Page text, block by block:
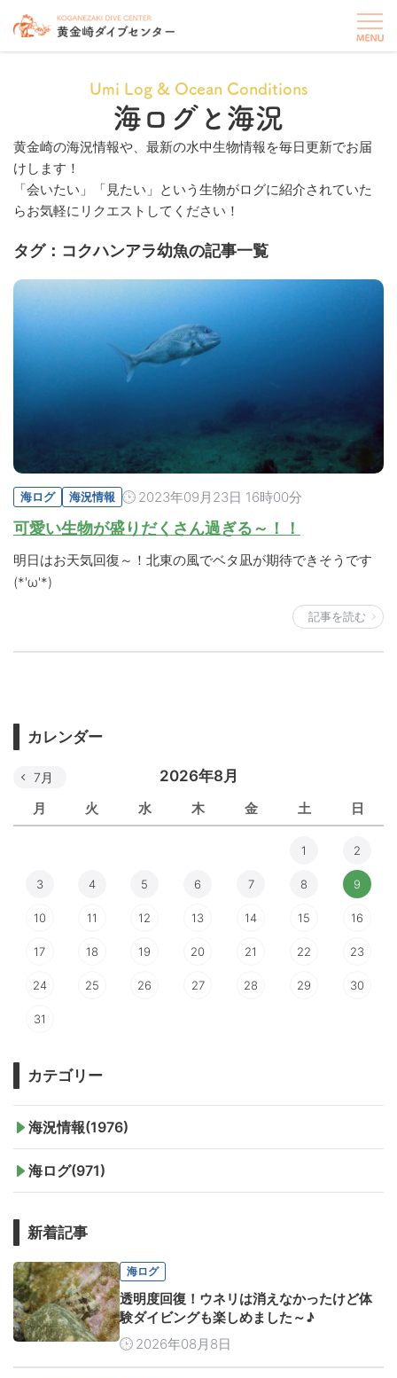
Umi Log & Ocean Conditions
海ログと海況
黄金崎の海況情報や、最新の水中生物情報を毎日更新でお届
けします！
「会いたい」「見たい」という生物がログに紹介されていた
らお気軽にリクエストしてください！
タグ：コクハンアラ幼魚の記事一覧
海ログ 海況情報 2023年09月23日 16時00分
可愛い生物が盛りだくさん過ぎる～！！
明日はお天気回復～！北東の風でベタ凪が期待できそうです
(*'ω'*)
記事を読む
カレンダー
2026年8月
月 火 水 木 金 土 日
7月
1 2
3 4 5 6 7 8 9
10 11 12 13 14 15 16
17 18 19 20 21 22 23
24 25 26 27 28 29 30
31
カテゴリー
海況情報(1976)
海ログ(971)
新着記事
海ログ
透明度回復！ウネリは消えなかったけど体
験ダイビングも楽しめました～♪
2026年08月8日